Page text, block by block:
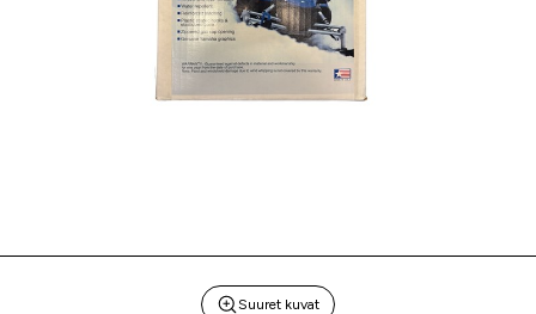
Suuret kuvat